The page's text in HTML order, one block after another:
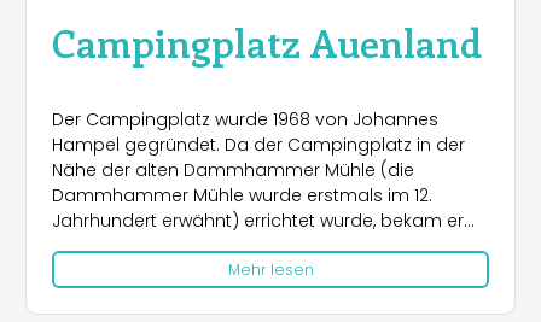
Campingplatz Auenland
Der Campingplatz wurde 1968 von Johannes
Hampel gegründet. Da der Campingplatz in der
Nähe der alten Dammhammer Mühle (die
Dammhammer Mühle wurde erstmals im 12.
Jahrhundert erwähnt) errichtet wurde, bekam er
damals auch den Namen „Campingplatz
Dammhammer“. Die Lage direkt am der Lahn, auf
dem Grundstück einer ehemaligen Baumschule
Mehr lesen